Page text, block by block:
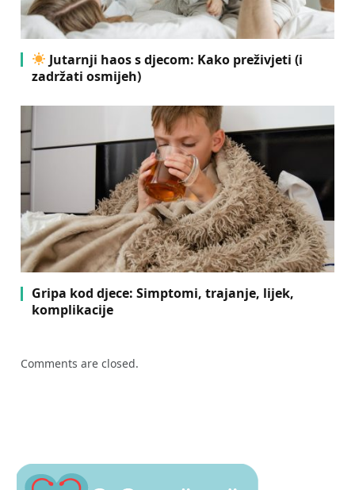
Jutarnji haos s djecom: Kako preživjeti (i
zadržati osmijeh)
Gripa kod djece: Simptomi, trajanje, lijek,
komplikacije
Comments are closed.